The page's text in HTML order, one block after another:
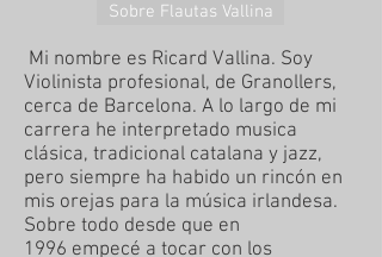
Sobre Flautas Vallina
Mi nombre es Ricard Vallina. Soy
Violinista profesional, de Granollers,
cerca de Barcelona. A lo largo de mi
carrera he interpretado musica
clásica, tradicional catalana y jazz,
pero siempre ha habido un rincón en
mis orejas para la música irlandesa.
Sobre todo desde que en
1996 empecé a tocar con los